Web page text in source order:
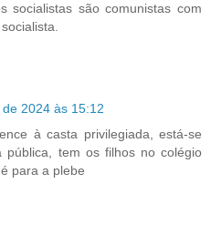
socialistas são comunistas com
2024 às 15:12
à casta privilegiada, está-se
pública, tem os filhos no colégio
para a plebe